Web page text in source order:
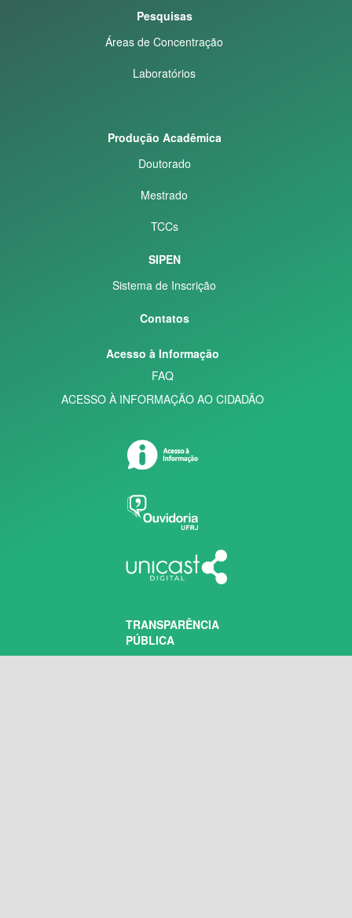
Pesquisas
Áreas de Concentração
Laboratórios
Produção Acadêmica
Doutorado
Mestrado
TCCs
SIPEN
Sistema de Inscrição
Contatos
Acesso à Informação
FAQ
ACESSO À INFORMAÇÃO AO CIDADÃO
TRANSPARÊNCIA
PÚBLICA